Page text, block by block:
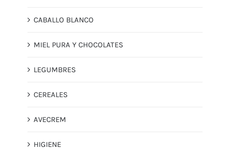
CABALLO BLANCO
MIEL PURA Y CHOCOLATES
LEGUMBRES
CEREALES
AVECREM
HIGIENE